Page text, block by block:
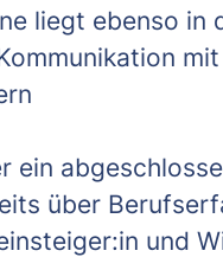
liegt ebenso in
ein
über
und